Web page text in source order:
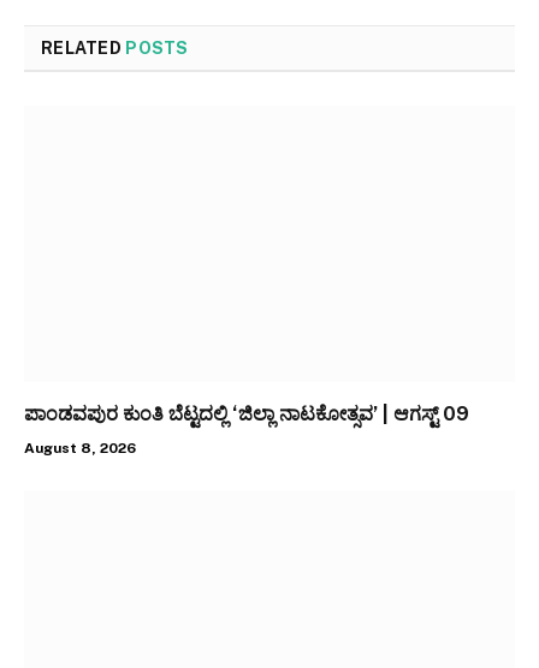
RELATED POSTS
ಪಾಂಡವಪುರ ಕುಂತಿ ಬೆಟ್ಟದಲ್ಲಿ ‘ಜಿಲ್ಲಾ ನಾಟಕೋತ್ಸವ’ | ಆಗಸ್ಟ್ 09
August 8, 2026